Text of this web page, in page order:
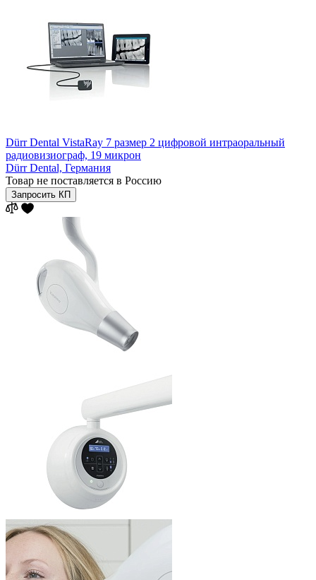
Dürr Dental VistaRay 7 размер 2 цифровой интраоральный
радиовизиограф, 19 микрон
Dürr Dental, Германия
Товар не поставляется в Россию
Запросить КП